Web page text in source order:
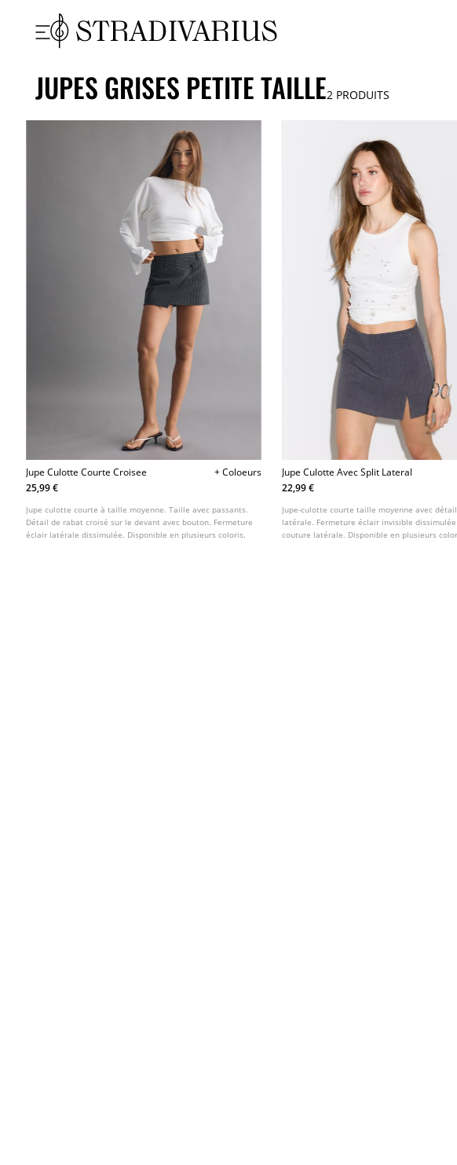
JUPES GRISES PETITE TAILLE2 PRODUITS
Jupe Culotte Courte Croisee
+ Coloeurs
25,99 €
Jupe culotte courte à taille moyenne. Taille avec passants.
Détail de rabat croisé sur le devant avec bouton. Fermeture
éclair latérale dissimulée. Disponible en plusieurs coloris.
Jupe Culotte Avec Split Lateral
22,99 €
Jupe-culotte courte taille moyenne avec
latérale. Fermeture éclair invisible
couture latérale. Disponible en plusieurs